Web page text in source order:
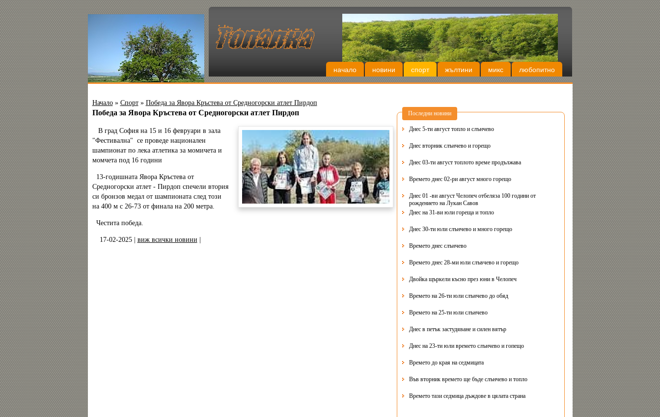
начало новини спорт жълтини микс любопитно
Начало» Спорт» Победа за Явора Кръстева от Средногорски атлет Пирдоп
Победа за Явора Кръстева от Средногорски атлет Пирдоп
В град София на 15 и 16 февруари в зала
"Фестивална" се проведе национален
шампионат по лека атлетика за момичета и
момчета под 16 години
13-годишната Явора Кръстева от
Средногорски атлет - Пирдоп спечели втория
си бронзов медал от шампионата след този
на 400 м с 26-73 от финала на 200 метра.
Честита победа.
17-02-2025 | виж всички новини
Последни новини
Днес 5-ти август топло и слънчево
Днес вторник слънчево и горещо
Днес 03-ти август топлото време продължава
Времето днес 02-ри август много горещо
Днес 01 -ви август Челопеч отбеляза 100 години от
рождението на Лукан Савов
Днес на 31-ви юли гореща и топло
Днес 30-ти юли слънчево и много горещо
Времето днес слънчево
Времето днес 28-ми юли слъвчево и горещо
Двойка щъркели късно през юни в Челопеч
Времето на 26-ти юли слънчево до обяд
Времето на 25-ти юли слънчево
Днес в петък застудяване и силен вятър
Днес на 23-ти юли времето слънчево и гопещо
Времето до края на седмицата
Във вторник времето ще бъде слънчево и топло
Времето тази седмица дъждове в цялата страна